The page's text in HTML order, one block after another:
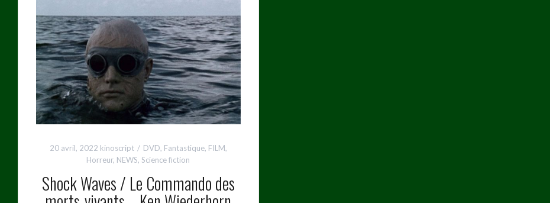
20 avril, 2022 kinoscript DVD, Fantastique, FILM,
Horreur, NEWS,Science fiction
Shock Waves / Le Commando des